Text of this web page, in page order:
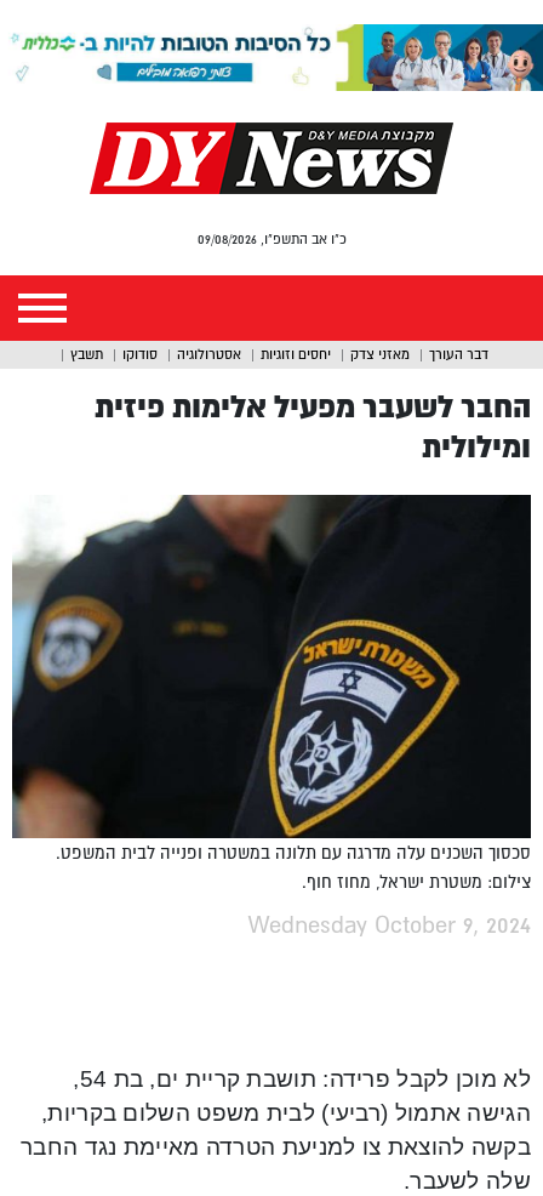
כ"ו אב התשפ"ו, 09/08/2026
דבר העורך מאזני צדק יחסים וזוגיות אסטרולוגיה סודוקו תשבץ
החבר לשעבר מפעיל אלימות פיזית
ומילולית
סכסוך השכנים עלה מדרגה עם תלונה במשטרה ופנייה לבית המשפט.
צילום: משטרת ישראל, מחוז חוף.
Wednesday October 9, 2024
לא מוכן לקבל פרידה: תושבת קריית ים, בת 54,
הגישה אתמול (רביעי) לבית משפט השלום בקריות,
בקשה להוצאת צו למניעת הטרדה מאיימת נגד החבר
שלה לשעבר.